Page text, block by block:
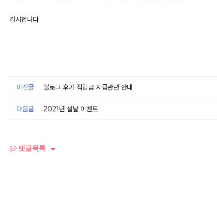
감사합니다
이전글 블로그 후기 적립금 지급관련 안내
다음글 2021년 설날 이벤트
댓글목록